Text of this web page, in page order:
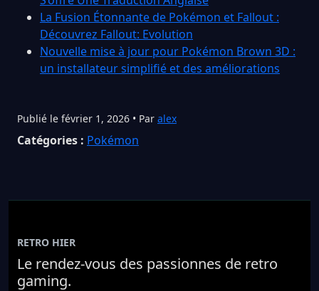
La Fusion Étonnante de Pokémon et Fallout :
Découvrez Fallout: Evolution
Nouvelle mise à jour pour Pokémon Brown 3D :
un installateur simplifié et des améliorations
Publié le février 1, 2026 • Par alex
Catégories : Pokémon
RETRO HIER
Le rendez-vous des passionnes de retro
gaming.